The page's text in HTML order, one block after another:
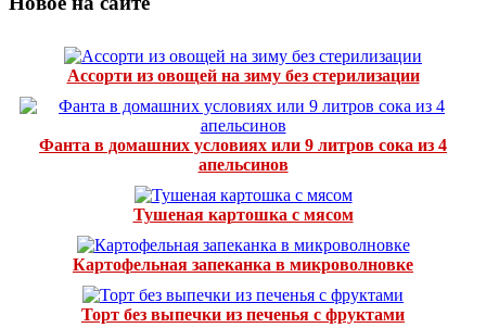
Ассорти из овощей на зиму без стерилизации
Фанта в домашних условиях или 9 литров сока из 4
апельсинов
Тушеная картошка с мясом
Картофельная запеканка в микроволновке
Торт без выпечки из печенья с фруктами